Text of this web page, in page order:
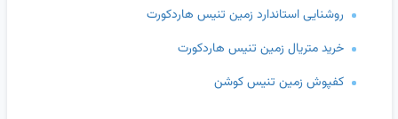
روشنایی استاندارد زمین تنیس هاردکورت
خرید متریال زمین تنیس هاردکورت
کفپوش زمین تنیس کوشن